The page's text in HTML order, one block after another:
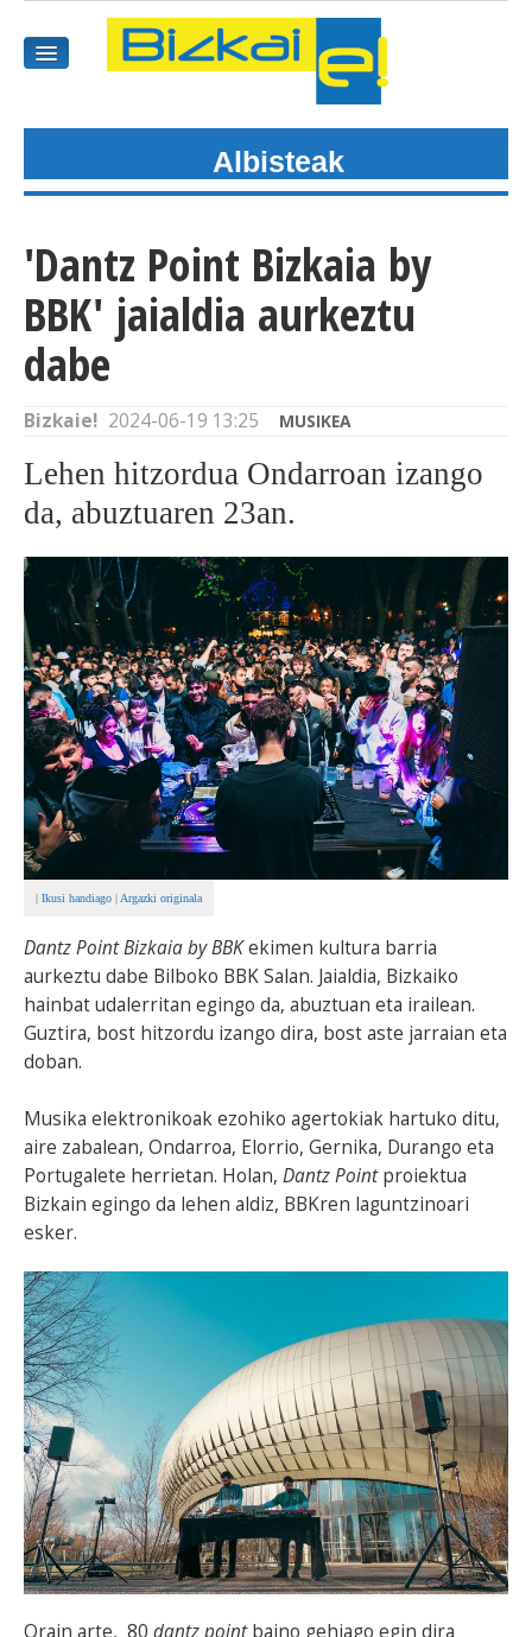
GAIAK
AGENDEA
BIDEOAK
BEREZIAK
ARGAZKIAK
... AUKERA GEHIAGO
Albisteak
'Dantz Point Bizkaia by
BBK' jaialdia aurkeztu
dabe
Bizkaie! 2024-06-19 13:25 MUSIKEA
Lehen hitzordua Ondarroan izango
da, abuztuaren 23an.
| Ikusi handiago | Argazki originala
Dantz Point Bizkaia by BBKekimen kultura barria
aurkeztu dabe Bilboko BBK Salan. Jaialdia, Bizkaiko
hainbat udalerritan egingo da, abuztuan eta irailean.
Guztira, bost hitzordu izango dira, bost aste jarraian eta
doban.
Musika elektronikoak ezohiko agertokiak hartuko ditu,
aire zabalean, Ondarroa, Elorrio, Gernika, Durango eta
Portugalete herrietan. Holan, Dantz Pointproiektua
Bizkain egingo da lehen aldiz, BBKren laguntzinoari
esker.